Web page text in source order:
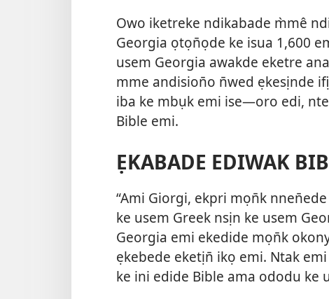
Owo iketreke ndikabade m̀mê
Georgia ọtọn̄ọde ke isua 1,600
usem Georgia awakde eketre
mme andision̄o n̄wed ẹkesịnde
iba ke mbụk emi ise—oro edi,
Bible emi.
ẸKABADE EDIWAK
“Ami Giorgi, ekpri mọn̄k
ke usem Greek nsịn ke usem
Georgia emi ekedide mọn̄k
ẹkebede eketịn̄ ikọ emi. Ntak
ke ini edide Bible ama ododu ke